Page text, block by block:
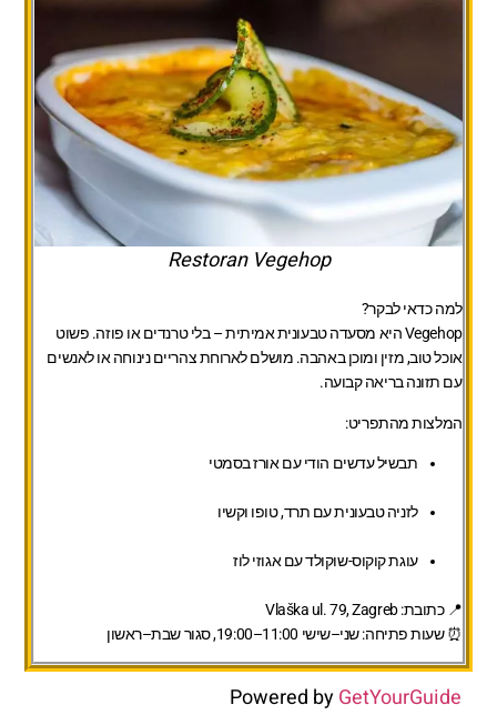
Restoran Vegehop
למה כדאי לבקר?
Vegehop היא מסעדה טבעונית אמיתית – בלי טרנדים או פוזה. פשוט
אוכל טוב, מזין ומוכן באהבה. מושלם לארוחת צהריים נינוחה או לאנשים
עם תזונה בריאה קבועה.
המלצות מהתפריט:
תבשיל עדשים הודי עם אורז בסמטי
לזניה טבעונית עם תרד, טופו וקשיו
עוגת קוקוס-שוקולד עם אגוזי לוז
📍 כתובת: Vlaška ul. 79, Zagreb
⏰ שעות פתיחה: שני–שישי 11:00–19:00, סגור שבת–ראשון
Powered byGetYourGuide